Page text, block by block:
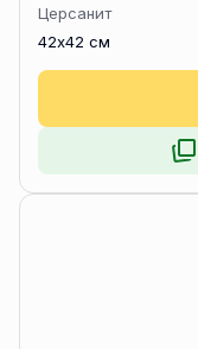
Церсанит
42x42 см